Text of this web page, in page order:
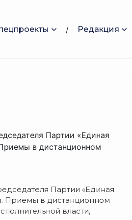
Редакция
Партии «Единая
в дистанционном
Партии «Единая
Приемы в дистанционном
власти,